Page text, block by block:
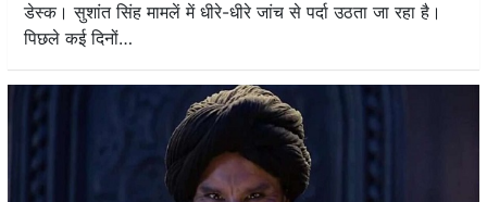
डेस्क। सुशांत सिंह मामलें में धीरे-धीरे जांच से पर्दा उठता जा रहा है।
पिछले कई दिनों…